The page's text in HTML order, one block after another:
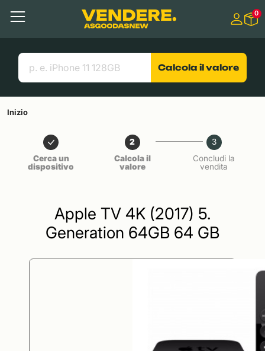
Contenuto principale
Menu
Cerca
Link utili
0
Calcola il valore
Inizio
Cerca un
dispositivo
2
Calcola il
valore
3
Concludi la
vendita
Apple TV 4K (2017) 5.
Generation 64GB 64 GB